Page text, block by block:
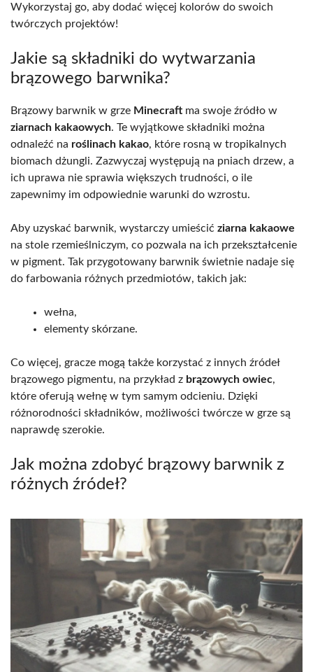
Wykorzystaj go, aby dodać więcej kolorów do swoich
twórczych projektów!
Jakie są składniki do wytwarzania
brązowego barwnika?
Brązowy barwnik w grze Minecraft ma swoje źródło w
ziarnach kakaowych. Te wyjątkowe składniki można
odnaleźć na roślinach kakao, które rosną w tropikalnych
biomach dżungli. Zazwyczaj występują na pniach drzew, a
ich uprawa nie sprawia większych trudności, o ile
zapewnimy im odpowiednie warunki do wzrostu.
Aby uzyskać barwnik, wystarczy umieścić ziarna kakaowe
na stole rzemieślniczym, co pozwala na ich przekształcenie
w pigment. Tak przygotowany barwnik świetnie nadaje się
do farbowania różnych przedmiotów, takich jak:
wełna,
elementy skórzane.
Co więcej, gracze mogą także korzystać z innych źródeł
brązowego pigmentu, na przykład z brązowych owiec,
które oferują wełnę w tym samym odcieniu. Dzięki
różnorodności składników, możliwości twórcze w grze są
naprawdę szerokie.
Jak można zdobyć brązowy barwnik z
różnych źródeł?